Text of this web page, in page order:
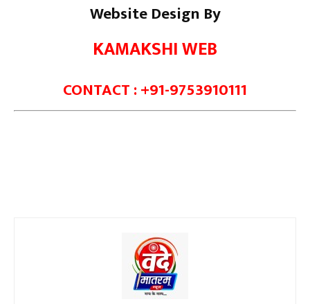
Website Design By
KAMAKSHI WEB
CONTACT : +91-9753910111